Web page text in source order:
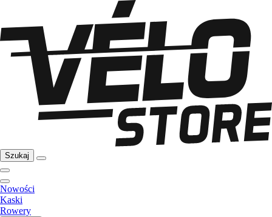
Szukaj
Nowości
Kaski
Rowery